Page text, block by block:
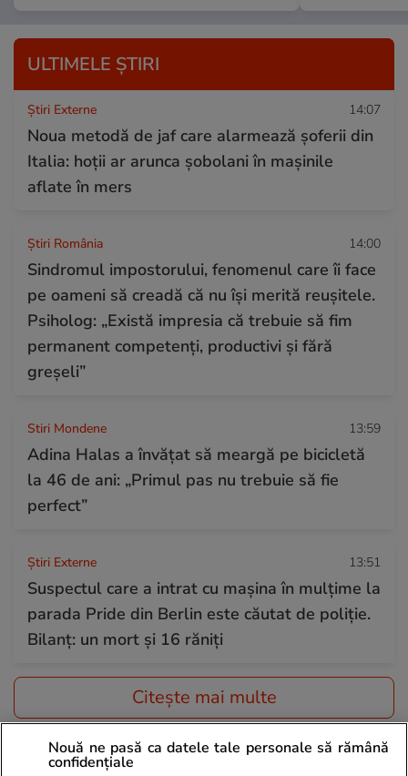
ULTIMELE ȘTIRI
Știri Externe 14:07
Noua metodă de jaf care alarmează șoferii din
Italia: hoții ar arunca șobolani în mașinile
aflate în mers
Știri România 14:00
Sindromul impostorului, fenomenul care îi face
pe oameni să creadă că nu își merită reușitele.
Psiholog: „Există impresia că trebuie să fim
permanent competenți, productivi și fără
greșeli”
Stiri Mondene 13:59
Adina Halas a învățat să meargă pe bicicletă
la 46 de ani: „Primul pas nu trebuie să fie
perfect”
Știri Externe 13:51
Suspectul care a intrat cu mașina în mulțime la
parada Pride din Berlin este căutat de poliție.
Bilanț: un mort și 16 răniți
Citește mai multe
TRENDING
Nouă ne pasă ca datele tale personale să rămână
confidențiale